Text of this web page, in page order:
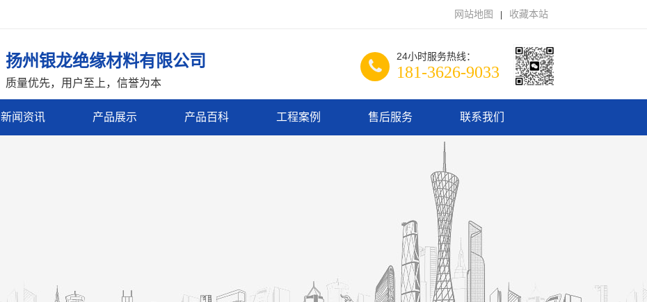
网站地图 收藏本站
扬州银龙绝缘材料有限公司
质量优先，用户至上，信誉为本
24小时服务热线：
181-3626-9033
新闻资讯 产品展示 产品百科 工程案例 售后服务 联系我们